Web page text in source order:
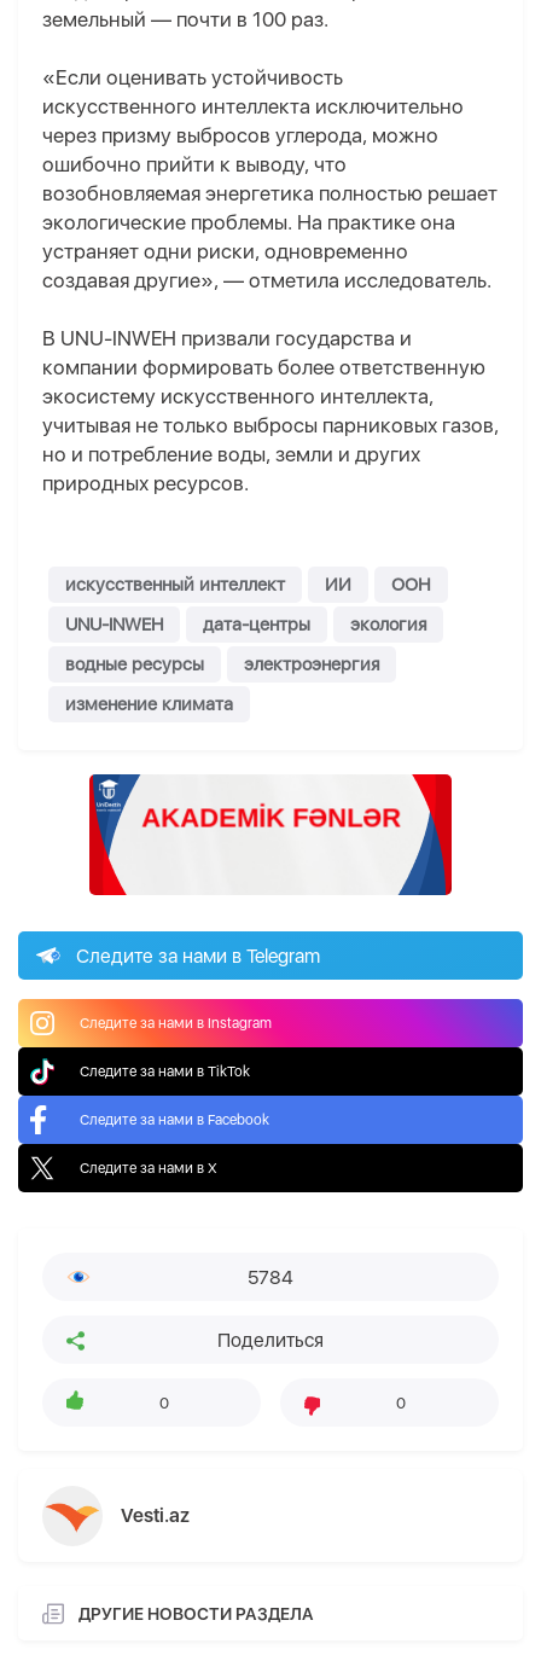
земельный — почти в 100 раз.
«Если оценивать устойчивость
искусственного интеллекта исключительно
через призму выбросов углерода, можно
ошибочно прийти к выводу, что
возобновляемая энергетика полностью решает
экологические проблемы. На практике она
устраняет одни риски, одновременно
создавая другие», — отметила исследователь.
В UNU-INWEH призвали государства и
компании формировать более ответственную
экосистему искусственного интеллекта,
учитывая не только выбросы парниковых газов,
но и потребление воды, земли и других
природных ресурсов.
искусственный интеллект ИИ
ООН
UNU-INWEH
дата-центры
экология
водные ресурсы
электроэнергия
изменение климата
Следите за нами в Telegram
Следите за нами в Instagram
Следите за нами в TikTok
Следите за нами в Facebook
Следите за нами в X
5784
Поделиться
0 0
Vesti.az
ДРУГИЕ НОВОСТИ РАЗДЕЛА